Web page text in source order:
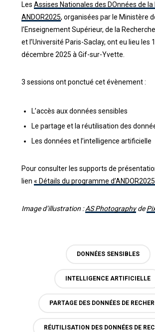
Les Assises Nationales des DOnnées de
ANDOR2025, organisées par le Ministère
l’Enseignement Supérieur, de la
et l’Université Paris-Saclay, ont eu lieu les
décembre 2025 à Gif-sur-Yvette.
3 sessions ont ponctué cet évènement :
L’accès aux données sensibles
Le partage et la réutilisation des
Les données et l’intelligence artificielle
Pour consulter les supports de
lien « Détails du programme
Image d’illustration :AS Photographyde
DONNÉES SENSIBLES
INTELLIGENCE ARTIFICIELLE
PARTAGE DES DONNÉES DE
RÉUTILISATION DES DONNÉES DE